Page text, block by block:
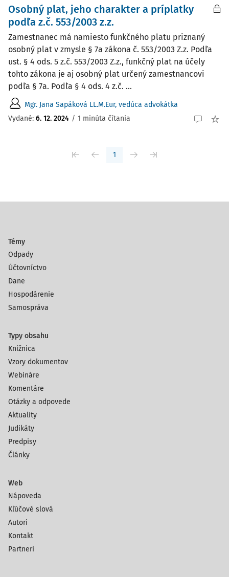
Osobný plat, jeho charakter a príplatky
podľa z.č. 553/2003 z.z.
Zamestnanec má namiesto funkčného platu priznaný
osobný plat v zmysle § 7a zákona č. 553/2003 Z.z. Podľa
ust. § 4 ods. 5 z.č. 553/2003 Z.z., funkčný plat na účely
tohto zákona je aj osobný plat určený zamestnancovi
podľa § 7a. Podľa § 4 ods. 4 z.č. ...
Mgr. Jana Sapáková LL.M.Eur, vedúca advokátka
Vydané: 6. 12. 2024 / 1 minúta čítania
1
Témy
Odpady
Účtovníctvo
Dane
Hospodárenie
Samospráva
Typy obsahu
Knižnica
Vzory dokumentov
Webináre
Komentáre
Otázky a odpovede
Aktuality
Judikáty
Predpisy
Články
Web
Nápoveda
Kľúčové slová
Autori
Kontakt
Partneri